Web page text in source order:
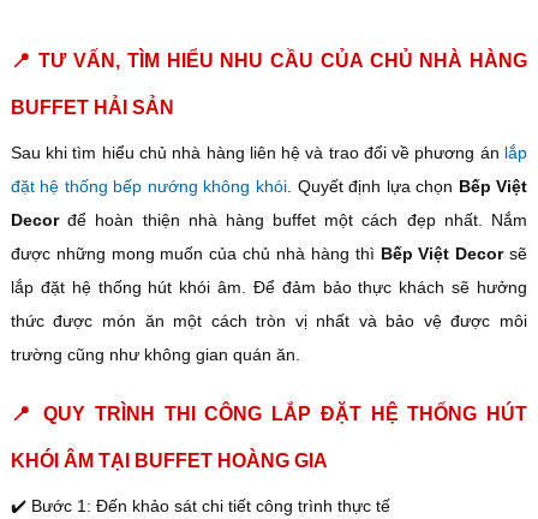
📍 TƯ VẤN, TÌM HIỂU NHU CẦU CỦA CHỦ NHÀ HÀNG
BUFFET HẢI SẢN
Sau khi tìm hiểu chủ nhà hàng liên hệ và trao đổi về phương án lắp
đặt hệ thống bếp nướng không khói . Quyết định lựa chọn Bếp Việt
Decorđể hoàn thiện nhà hàng buffet một cách đẹp nhất. Nắm
được những mong muốn của chủ nhà hàng thì Bếp Việt Decorsẽ
lắp đặt hệ thống hút khói âm. Để đảm bảo thực khách sẽ hưởng
thức được món ăn một cách tròn vị nhất và bảo vệ được môi
trường cũng như không gian quán ăn.
📍 QUY TRÌNH THI CÔNG LẮP ĐẶT HỆ THỐNG HÚT
KHÓI ÂM TẠI BUFFET HOÀNG GIA
✔️ Bước 1: Đến khảo sát chi tiết công trình thực tế